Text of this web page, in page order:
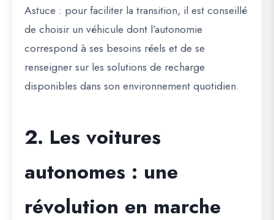
Astuce : pour faciliter la transition, il est conseillé
de choisir un véhicule dont l’autonomie
correspond à ses besoins réels et de se
renseigner sur les solutions de recharge
disponibles dans son environnement quotidien.
2. Les voitures
autonomes : une
révolution en marche